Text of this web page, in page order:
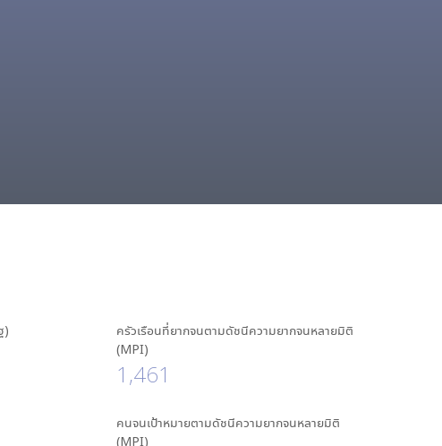
)
ครัวเรือนที่ยากจนตามดัชนีความยากจนหลายมิติ
(MPI)
1,461
คนจนเป้าหมายตามดัชนีความยากจนหลายมิติ
(MPI)